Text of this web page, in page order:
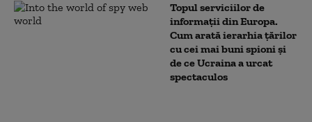
Topul serviciilor de
informații din Europa.
Cum arată ierarhia țărilor
cu cei mai buni spioni și
de ce Ucraina a urcat
spectaculos